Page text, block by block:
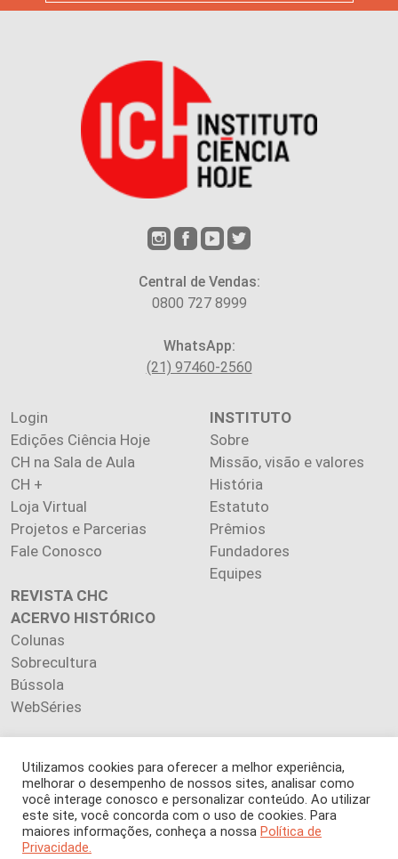
Central de Vendas:
0800 727 8999
WhatsApp:
(21) 97460-2560
Login
Edições Ciência Hoje
CH na Sala de Aula
CH +
Loja Virtual
Projetos e Parcerias
Fale Conosco
INSTITUTO
Sobre
Missão, visão e valores
História
Estatuto
Prêmios
Fundadores
Equipes
REVISTA CHC
ACERVO HISTÓRICO
Colunas
Sobrecultura
Bússola
WebSéries
Copyright 2026 INSTITUTO CIÊNCIA HOJE. Todos os direitos
reservados.
Os artigos publicados na revista refletem exclusivamente a
Utilizamos cookies para oferecer a melhor experiência,
melhorar o desempenho de nossos sites, analisar como
você interage conosco e personalizar conteúdo. Ao utilizar
este site, você concorda com o uso de cookies. Para
maiores informações, conheça a nossa Política de
Privacidade.